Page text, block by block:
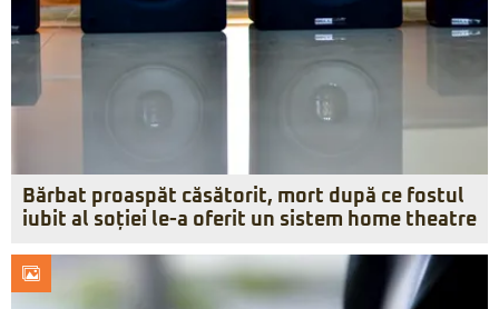
Bărbat proaspăt căsătorit, mort după ce fostul
iubit al soției le-a oferit un sistem home theatre